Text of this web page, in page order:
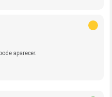
aparecer.